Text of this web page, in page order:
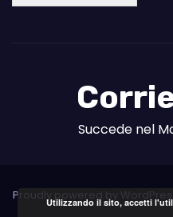
Succede nel
Proudly powered by
Utilizzando il sito, accetti